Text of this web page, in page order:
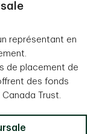
représentant en
de placement de
des fonds
Trust.